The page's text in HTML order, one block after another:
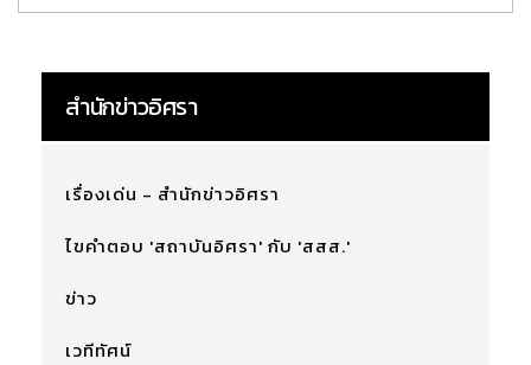
สำนักข่าวอิศรา
เรื่องเด่น - สำนักข่าวอิศรา
ไขคำตอบ 'สถาบันอิศรา' กับ 'สสส.'
ข่าว
เวทีทัศน์